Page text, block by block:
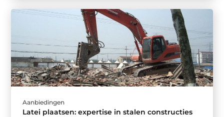
Aanbiedingen
Latei plaatsen: expertise in stalen constructies